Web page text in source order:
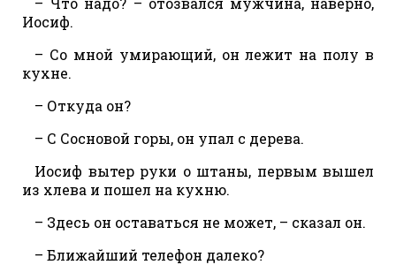
Иосиф.
– Со мной умирающий, он лежит на полу в
кухне.
– Откуда он?
– С Сосновой горы, он упал с дерева.
Иосиф вытер руки о штаны, первым вышел
из хлева и пошел на кухню.
– Здесь он оставаться не может, – сказал он.
– Ближайший телефон далеко?